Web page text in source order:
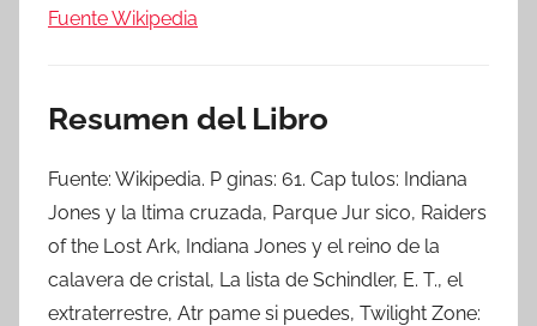
Fuente Wikipedia
Resumen del Libro
Fuente: Wikipedia. P ginas: 61. Cap tulos: Indiana
Jones y la ltima cruzada, Parque Jur sico, Raiders
of the Lost Ark, Indiana Jones y el reino de la
calavera de cristal, La lista de Schindler, E. T., el
extraterrestre, Atr pame si puedes, Twilight Zone: